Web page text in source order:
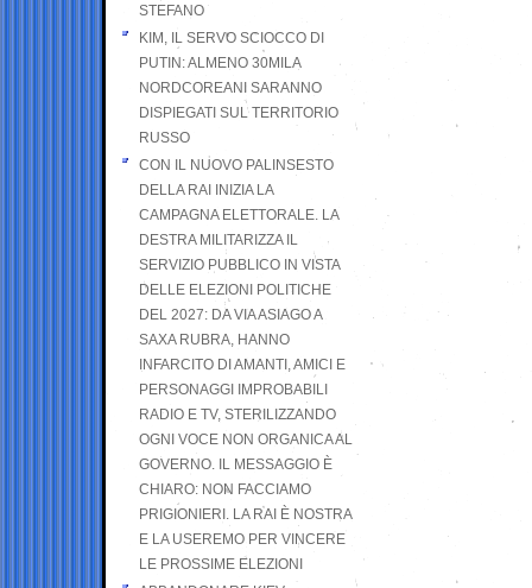
STEFANO
KIM, IL SERVO SCIOCCO DI
PUTIN: ALMENO 30MILA
NORDCOREANI SARANNO
DISPIEGATI SUL TERRITORIO
RUSSO
CON IL NUOVO PALINSESTO
DELLA RAI INIZIA LA
CAMPAGNA ELETTORALE. LA
DESTRA MILITARIZZA IL
SERVIZIO PUBBLICO IN VISTA
DELLE ELEZIONI POLITICHE
DEL 2027: DA VIA ASIAGO A
SAXA RUBRA, HANNO
INFARCITO DI AMANTI, AMICI E
PERSONAGGI IMPROBABILI
RADIO E TV, STERILIZZANDO
OGNI VOCE NON ORGANICA AL
GOVERNO. IL MESSAGGIO È
CHIARO: NON FACCIAMO
PRIGIONIERI. LA RAI È NOSTRA
E LA USEREMO PER VINCERE
LE PROSSIME ELEZIONI